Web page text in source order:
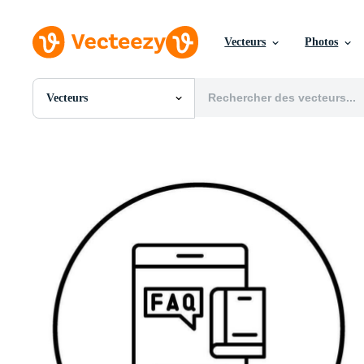
Vecteurs Photos
Vecteurs
Toutes Images
Vecteurs
Vidéos
Motion graphics
Images Éditoriales
Événements Éditoriaux